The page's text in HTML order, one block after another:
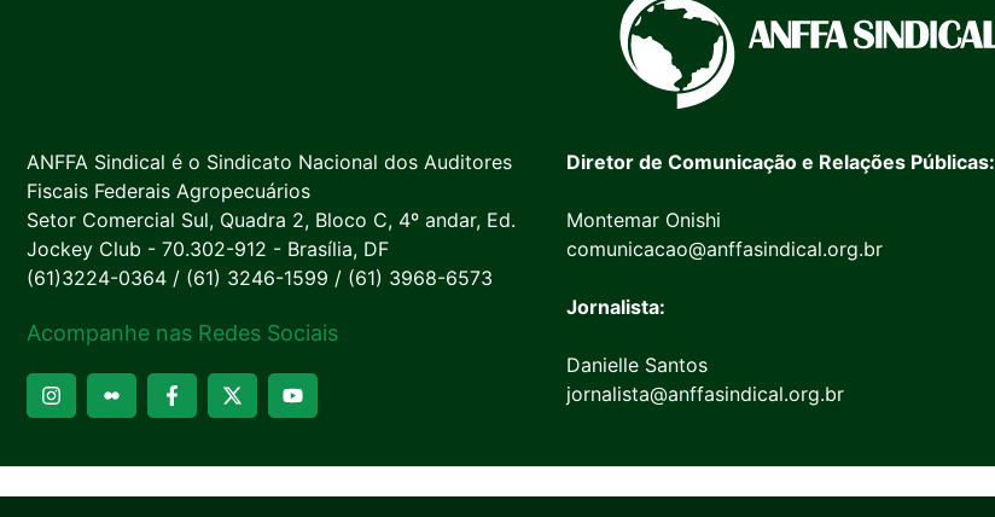
ANFFA Sindical é o Sindicato Nacional dos Auditores
Fiscais Federais Agropecuários
Setor Comercial Sul, Quadra 2, Bloco C, 4º andar, Ed.
Jockey Club - 70.302-912 - Brasília, DF
(61)3224-0364 / (61) 3246-1599 / (61) 3968-6573
Acompanhe nas Redes Sociais
Diretor de Comunicação e Relações Públicas:
Montemar Onishi
comunicacao@anffasindical.org.br
Jornalista:
Danielle Santos
jornalista@anffasindical.org.br